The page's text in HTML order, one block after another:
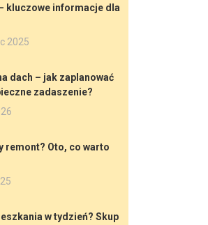
kluczowe informacje dla
2025
dach – jak zaplanować
zadaszenie?
remont? Oto, co warto
w tydzień? Skup